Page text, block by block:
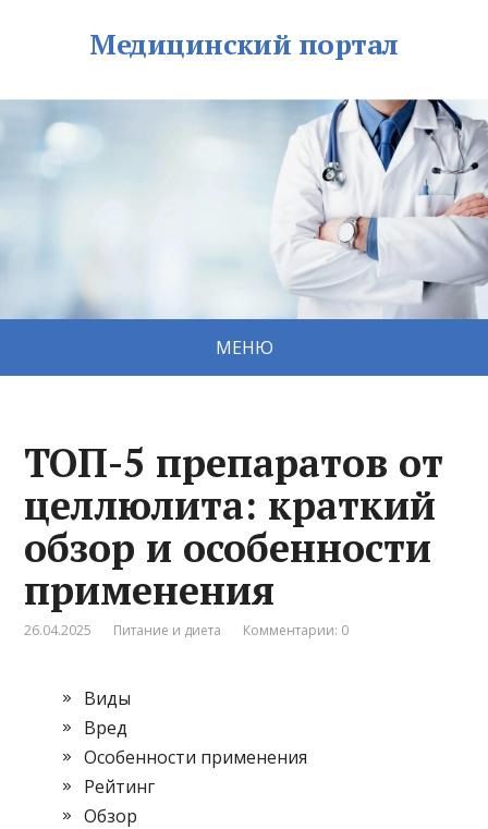
Медицинский портал
МЕНЮ
ТОП-5 препаратов от
целлюлита: краткий
обзор и особенности
применения
26.04.2025 Питание и диета Комментарии: 0
Виды
Вред
Особенности применения
Рейтинг
Обзор